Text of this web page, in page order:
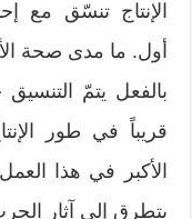
الإنتاج تنسّق مع
أول. ما مدى صحة
بالفعل يتمّ
قريباً في طور
الأكبر في هذا
يتطرق إلى آثار